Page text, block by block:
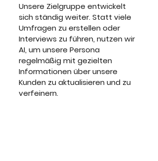
Unsere Zielgruppe entwickelt
sich ständig weiter. Statt viele
Umfragen zu erstellen oder
Interviews zu führen, nutzen wir
AI, um unsere Persona
regelmäßig mit gezielten
Informationen über unsere
Kunden zu aktualisieren und zu
verfeinern.